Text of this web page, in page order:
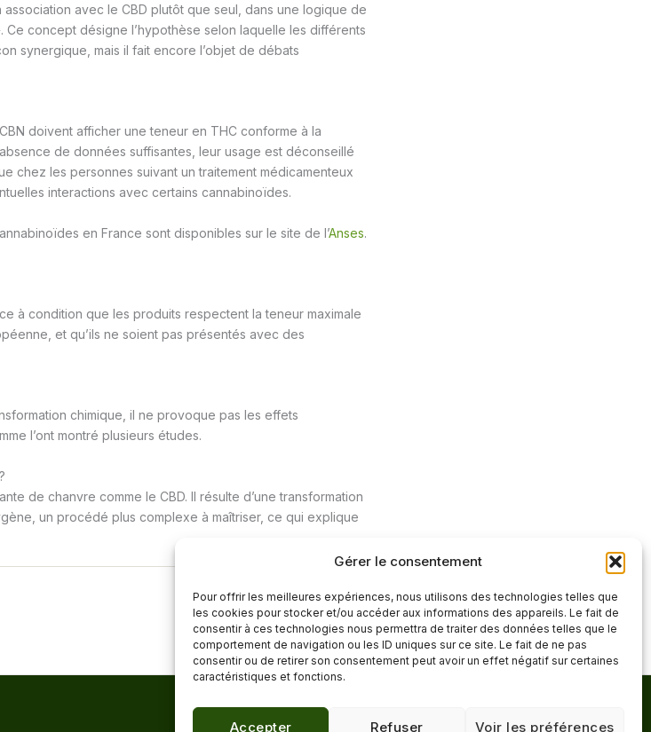
Gérer le consentement
Pour offrir les meilleures expériences, nous utilisons des technologies telles que
les cookies pour stocker et/ou accéder aux informations des appareils. Le fait de
consentir à ces technologies nous permettra de traiter des données telles que le
comportement de navigation ou les ID uniques sur ce site. Le fait de ne pas
consentir ou de retirer son consentement peut avoir un effet négatif sur certaines
caractéristiques et fonctions.
Accepter Refuser Voir les préférences
avec le CBD plutôt que seul, dans une logique de
Ce concept désigne l’hypothèse selon laquelle les différents
synergique, mais il fait encore l’objet de débats
doivent afficher une teneur en THC conforme à la
de données suffisantes, leur usage est déconseillé
chez les personnes suivant un traitement médicamenteux
interactions avec certains cannabinoïdes.
en France sont disponibles sur le site de l’Anses.
à condition que les produits respectent la teneur maximale
et qu’ils ne soient pas présentés avec des
chimique, il ne provoque pas les effets
l’ont montré plusieurs études.
de chanvre comme le CBD. Il résulte d’une transformation
un procédé plus complexe à maîtriser, ce qui explique
Article suivant